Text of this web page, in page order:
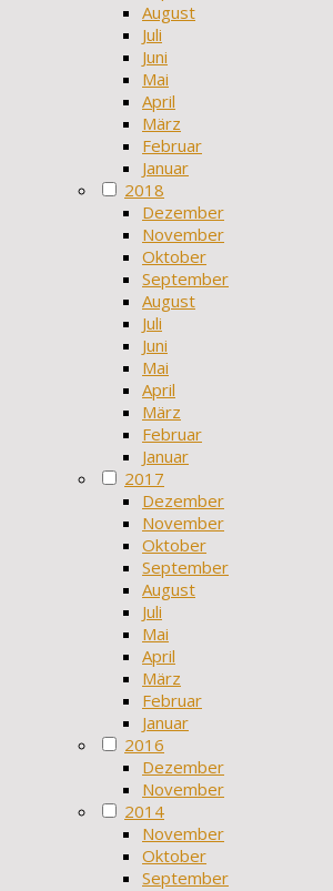
August
Juli
Juni
Mai
April
März
Februar
Januar
2018
Dezember
November
Oktober
September
August
Juli
Juni
Mai
April
März
Februar
Januar
2017
Dezember
November
Oktober
September
August
Juli
Mai
April
März
Februar
Januar
2016
Dezember
November
2014
November
Oktober
September